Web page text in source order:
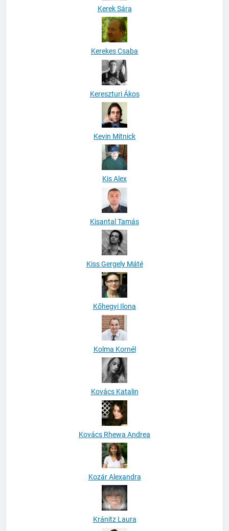
Kerek Sára
Kerekes Csaba
Kereszturi Ákos
Kevin Mitnick
Kis Alex
Kisantal Tamás
Kiss Gergely Máté
Kőhegyi Ilona
Kolma Kornél
Kovács Katalin
Kovács Rhewa Andrea
Kozár Alexandra
Kránitz Laura